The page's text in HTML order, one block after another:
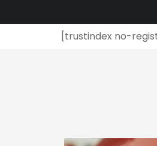
[trustindex no-